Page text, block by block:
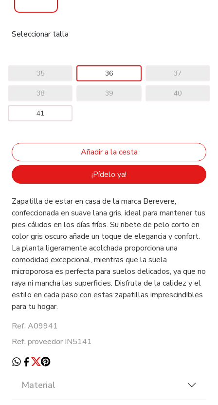
Seleccionar talla
35 36 37
38 39 40
41
¡Pídelo ya!
Zapatilla de estar en casa de la marca Berevere,
confeccionada en suave lana gris, ideal para mantener tus
pies cálidos en los días fríos. Su ribete de pelo corto en
color gris oscuro añade un toque de elegancia y confort.
La planta ligeramente acolchada proporciona una
comodidad excepcional, mientras que la suela
microporosa es perfecta para suelos delicados, ya que no
raya ni mancha las superficies. Disfruta de la calidez y el
estilo en cada paso con estas zapatillas imprescindibles
para tu hogar.
Ref. A09941
Ref. proveedor IN5141
Material